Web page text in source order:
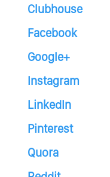
Clubhouse
Facebook
Google+
Instagram
LinkedIn
Pinterest
Quora